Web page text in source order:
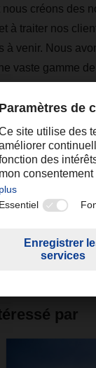
nous créons des
à traiter nos
à venir. Nous
vaste gamme
prend la
de première
face la logistique
top 10 des
par